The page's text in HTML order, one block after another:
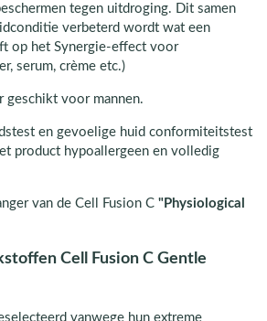
tegen uitdroging. Dit samen
verbeterd wordt wat een
op het Synergie-effect voor
serum, crème etc.)
geschikt voor mannen.
en gevoelige huid conformiteitstest
product hypoallergeen en volledig
van de Cell Fusion C "Physiological
Cell Fusion C Gentle
vanwege hun extreme